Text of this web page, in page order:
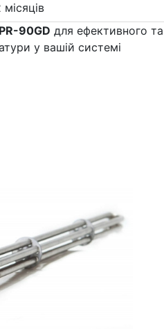
місяців
90GD для ефективного та
у вашій системі